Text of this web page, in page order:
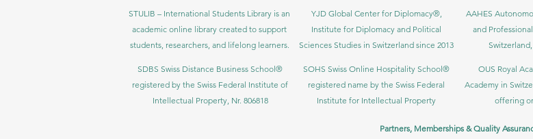
STULIB – International Students Library is an
academic online library created to support
students, researchers, and lifelong learners.
YJD Global Center for Diplomacy®,
Institute for Diplomacy and Political
Sciences Studies in Switzerland since 2013
AAHES
and
SDBS Swiss Distance Business School®
registered by the Swiss Federal Institute of
Intellectual Property, Nr. 806818
SOHS Swiss Online Hospitality School®
registered name by the Swiss Federal
Institute for Intellectual Property​
OUS Royal
Academy in
offering
Partners, Memberships & Quality